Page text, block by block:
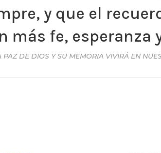
y que el
más fe, esperanza
PAZ DE DIOS Y SU MEMORIA VIVIRÁ EN